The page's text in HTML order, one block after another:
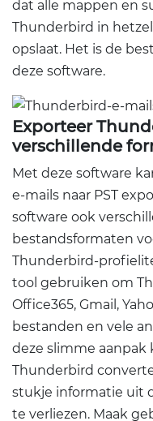
dat alle mappen en
Thunderbird in
opslaat. Het is de
deze software.
Exporteer
verschillende
Met deze software
e-mails naar PST
software ook
bestandsformaten
Thunderbird-
tool gebruiken om
Office365, Gmail,
bestanden en vele
deze slimme
Thunderbird
stukje informatie uit
te verliezen. Maak